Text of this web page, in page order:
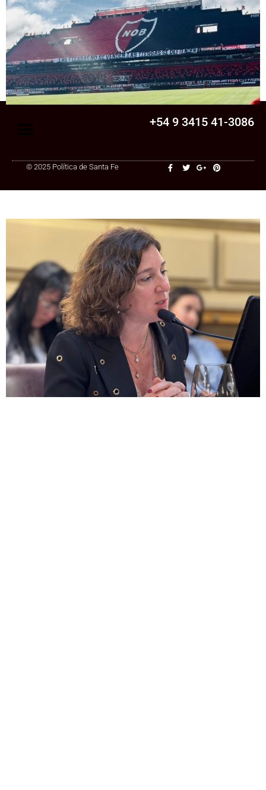
Senado
La Legislatura aprobó una ley clave para
una cooperativa de Santa Fe: ¿qué
cambia?
+54 9 3415 41-3086
© 2025 Política de Santa Fe